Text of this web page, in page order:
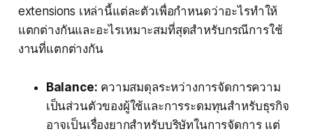
extensions เหล่านี้แต่ละตัวเพื่อกำหนดว่าอะไรทำให้
แตกต่างกันและอะไรเหมาะสมที่สุดสำหรับกรณีการใช้
งานที่แตกต่างกัน
Balance: ความสมดุลระหว่างการจัดการความ
เป็นส่วนตัวของผู้ใช้และการระดมทุนสำหรับธุรกิจ
อาจเป็นเรื่องยากสำหรับบริษัทในการจัดการ แต่